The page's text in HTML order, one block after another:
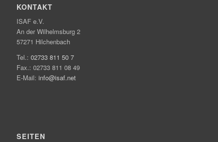
KONTAKT
ISAF e.V.
An der Wilhelmsburg 2
57271 Hilchenbach
Tel.: 02733 811 50 7
Fax.: 02733 811 08 49
E-Mail: info@isaf.net
SEITEN